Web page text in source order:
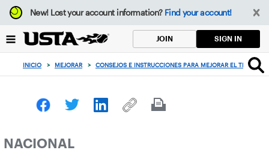
Enfoque
desde
botón
volver
principio
New!Lost your account information? Find your account!
JOIN SIGN IN
INICIO > MEJORAR > CONSEJOS E INSTRUCCIONES PARA MEJORAR EL TENIS >
NACIONAL